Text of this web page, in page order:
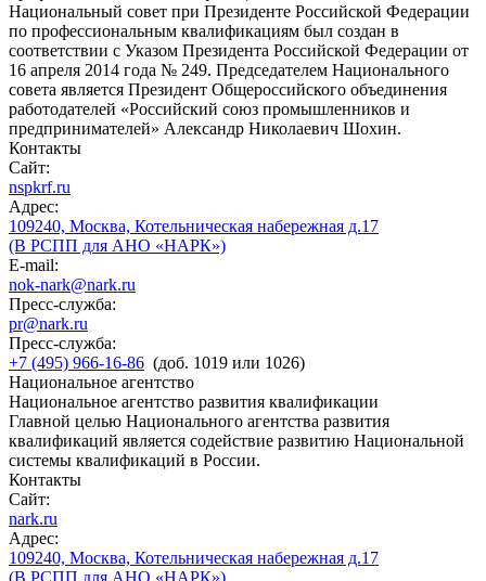
Национальный совет при Президенте Российской Федерации
по профессиональным квалификациям был создан в
соответствии с Указом Президента Российской Федерации от
16 апреля 2014 года № 249. Председателем Национального
совета является Президент Общероссийского объединения
работодателей «Российский союз промышленников и
предпринимателей» Александр Николаевич Шохин.
Контакты
Сайт:
nspkrf.ru
Адрес:
109240, Москва, Котельническая набережная д.17
(В РСПП для АНО «НАРК»)
E-mail:
nok-nark@nark.ru
Пресс-служба:
pr@nark.ru
Пресс-служба:
+7 (495) 966-16-86 (доб. 1019 или 1026)
Национальное агентство
Национальное агентство развития квалификации
Главной целью Национального агентства развития
квалификаций является содействие развитию Национальной
системы квалификаций в России.
Контакты
Сайт:
nark.ru
Адрес:
109240, Москва, Котельническая набережная д.17
(В РСПП для АНО «НАРК»)